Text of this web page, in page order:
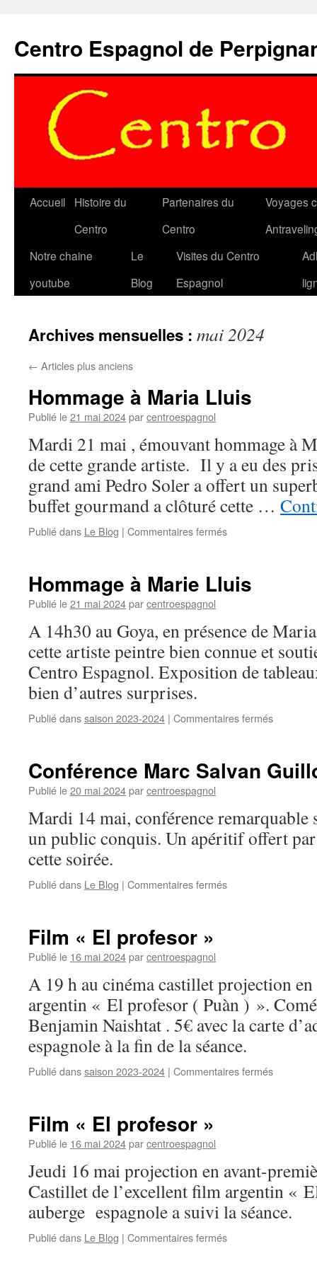
contenu
Centro Espagnol de
Accueil
Histoire du
Centro
Partenaires du
Centro
Voyages
Notre chaine
youtube
Le
Blog
Visites du Centro
Espagnol
Archives mensuelles : mai 2024
← Articles plus anciens
Hommage à Maria Lluis
Publié le21 mai 2024parcentroespagnol
Mardi 21 mai , émouvant hommage à
de cette grande artiste. Il y a eu des
grand ami Pedro Soler a offert un
buffet gourmand a clôturé cette …
Publié dans Le Blog | Commentaires fermés
Maria
Lluis
Hommage à Marie Lluis
Publié le21 mai 2024parcentroespagnol
A 14h30 au Goya, en présence de
cette artiste peintre bien connue et
Centro Espagnol. Exposition de
bien d’autres surprises.
Publié danssaison 2023-2024 | Commentaires fermés
Marie
Lluis
Conférence Marc Salvan
Publié le20 mai 2024parcentroespagnol
Mardi 14 mai, conférence remarquable
un public conquis. Un apéritif offert
cette soirée.
Publié dans Le Blog | Commentaires fermés
Film « El profesor »
Publié le 16 mai 2024parcentroespagnol
A 19 h au cinéma castillet projection
argentin « El profesor ( Puàn ) ».
Benjamin Naishtat . 5€ avec la carte
espagnole à la fin de la séance.
Publié danssaison 2023-2024 | Commentaires fermés
Film « El profesor »
Publié le 16 mai 2024parcentroespagnol
Jeudi 16 mai projection en avant-
Castillet de l’excellent film argentin «
auberge espagnole a suivi la séance.
Publié dans Le Blog | Commentaires fermés